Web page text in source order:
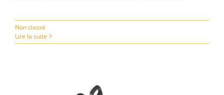
Non classé
Lire la suite